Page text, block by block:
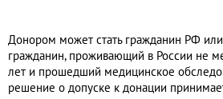
Донором может стать гражданин РФ
гражданин, проживающий в России не
лет и прошедший медицинское
решение о допуске к донации